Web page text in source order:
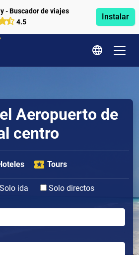
- Buscador de viajes
4.5
Instalar
Aeropuerto de
centro
Tours
Solo ida
Solo directos